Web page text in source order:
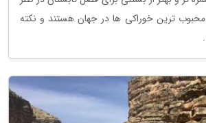
ترین خوراکی ها در جهان هستند و نکته